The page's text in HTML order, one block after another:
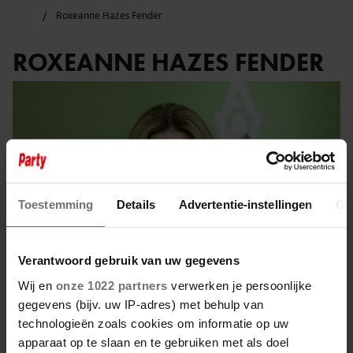
Toestemming Details Advertentie-instellingen
Verantwoord gebruik van uw gegevens
Wij en onze 1022 partners verwerken je persoonlijke
gegevens (bijv. uw IP-adres) met behulp van
technologieën zoals cookies om informatie op uw
apparaat op te slaan en te gebruiken met als doel
Roxeanne Hazes Fender
ROXEANNE HAZES FENDER
10 maart 2025